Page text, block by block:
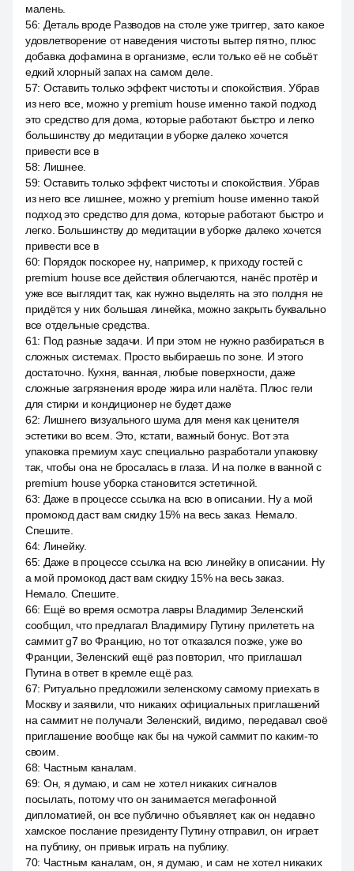
малень.
56: Деталь вроде Разводов на столе уже триггер, зато какое
удовлетворение от наведения чистоты вытер пятно, плюс
добавка дофамина в организме, если только её не собьёт
едкий хлорный запах на самом деле.
57: Оставить только эффект чистоты и спокойствия. Убрав
из него все, можно у premium house именно такой подход
это средство для дома, которые работают быстро и легко
большинству до медитации в уборке далеко хочется
привести все в
58: Лишнее.
59: Оставить только эффект чистоты и спокойствия. Убрав
из него все лишнее, можно у premium house именно такой
подход это средство для дома, которые работают быстро и
легко. Большинству до медитации в уборке далеко хочется
привести все в
60: Порядок поскорее ну, например, к приходу гостей с
premium house все действия облегчаются, нанёс протёр и
уже все выглядит так, как нужно выделять на это полдня не
придётся у них большая линейка, можно закрыть буквально
все отдельные средства.
61: Под разные задачи. И при этом не нужно разбираться в
сложных системах. Просто выбираешь по зоне. И этого
достаточно. Кухня, ванная, любые поверхности, даже
сложные загрязнения вроде жира или налёта. Плюс гели
для стирки и кондиционер не будет даже
62: Лишнего визуального шума для меня как ценителя
эстетики во всем. Это, кстати, важный бонус. Вот эта
упаковка премиум хаус специально разработали упаковку
так, чтобы она не бросалась в глаза. И на полке в ванной с
premium house уборка становится эстетичной.
63: Даже в процессе ссылка на всю в описании. Ну а мой
промокод даст вам скидку 15% на весь заказ. Немало.
Спешите.
64: Линейку.
65: Даже в процессе ссылка на всю линейку в описании. Ну
а мой промокод даст вам скидку 15% на весь заказ.
Немало. Спешите.
66: Ещё во время осмотра лавры Владимир Зеленский
сообщил, что предлагал Владимиру Путину прилететь на
саммит g7 во Францию, но тот отказался позже, уже во
Франции, Зеленский ещё раз повторил, что приглашал
Путина в ответ в кремле ещё раз.
67: Ритуально предложили зеленскому самому приехать в
Москву и заявили, что никаких официальных приглашений
на саммит не получали Зеленский, видимо, передавал своё
приглашение вообще как бы на чужой саммит по каким-то
своим.
68: Частным каналам.
69: Он, я думаю, и сам не хотел никаких сигналов
посылать, потому что он занимается мегафонной
дипломатией, он все публично объявляет, как он недавно
хамское послание президенту Путину отправил, он играет
на публику, он привык играть на публику.
70: Частным каналам, он, я думаю, и сам не хотел никаких